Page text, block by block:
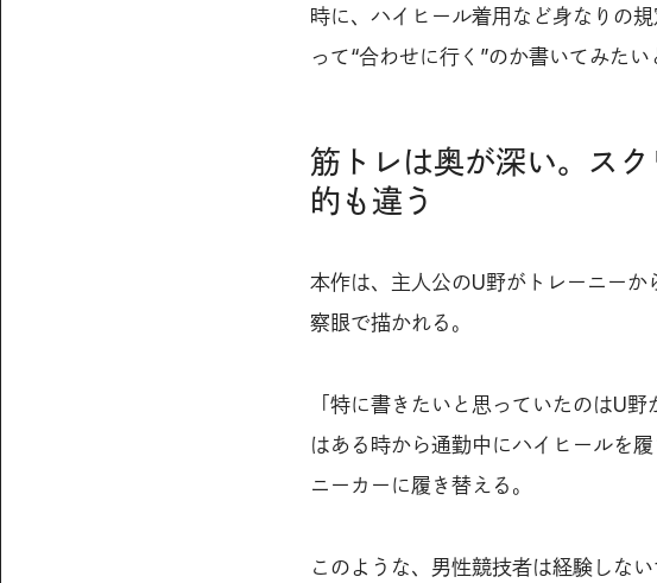
時に、ハイヒール着用など身なりの
って“合わせに行く”のか書いてみた
筋トレは奥が深い。ス
的も違う
本作は、主人公のU野がトレーニー
察眼で描かれる。
「特に書きたいと思っていたのはU
はある時から通勤中にハイヒールを
ニーカーに履き替える。
このような、男性競技者は経験しな